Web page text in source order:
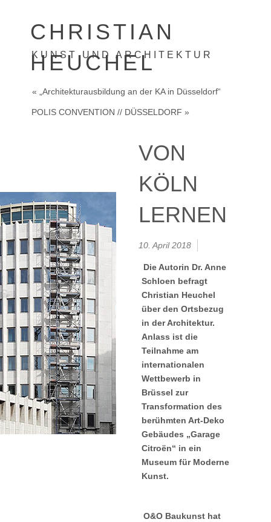
CHRISTIAN
HEUCHEL
KUNST UND ARCHITEKTUR
« „Architekturausbildung an der KA in Düsseldorf“
POLIS CONVENTION // DÜSSELDORF »
VON
KÖLN
LERNEN
10. April 2018
Die Autorin Dr. Anne
Schloen befragt
Christian Heuchel
über den Ortsbezug
in der Architektur.
Anlass ist die
Teilnahme am
internationalen
Wettbewerb in
Brüssel zur
Transformation des
berühmten Art-Deko
Gebäudes „Garage
Citroën“ in ein
Museum für Moderne
Kunst.
O&O Baukunst hat